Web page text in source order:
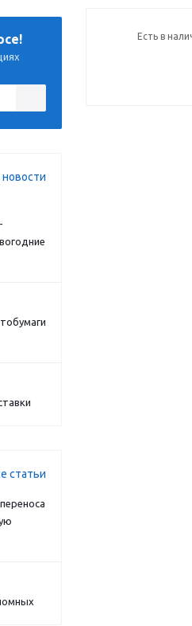
Есть в
новости
статьи